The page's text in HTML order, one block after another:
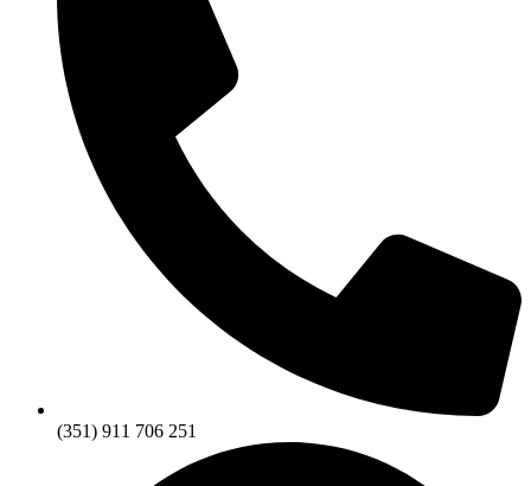
(351) 911 706 251